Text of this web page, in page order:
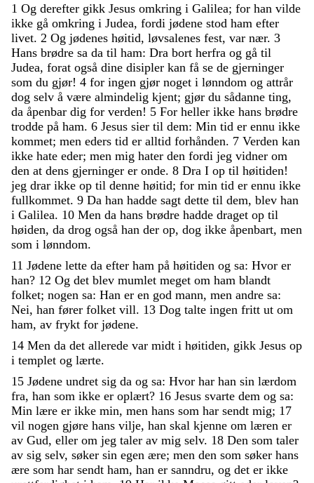
1 Og derefter gikk Jesus omkring i Galilea; for han vilde
ikke gå omkring i Judea, fordi jødene stod ham efter
livet. 2 Og jødenes høitid, løvsalenes fest, var nær. 3
Hans brødre sa da til ham: Dra bort herfra og gå til
Judea, forat også dine disipler kan få se de gjerninger
som du gjør! 4 for ingen gjør noget i lønndom og attrår
dog selv å være almindelig kjent; gjør du sådanne ting,
da åpenbar dig for verden! 5 For heller ikke hans brødre
trodde på ham. 6 Jesus sier til dem: Min tid er ennu ikke
kommet; men eders tid er alltid forhånden. 7 Verden kan
ikke hate eder; men mig hater den fordi jeg vidner om
den at dens gjerninger er onde. 8 Dra I op til høitiden!
jeg drar ikke op til denne høitid; for min tid er ennu ikke
fullkommet. 9 Da han hadde sagt dette til dem, blev han
i Galilea. 10 Men da hans brødre hadde draget op til
høiden, da drog også han der op, dog ikke åpenbart, men
som i lønndom.
11 Jødene lette da efter ham på høitiden og sa: Hvor er
han? 12 Og det blev mumlet meget om ham blandt
folket; nogen sa: Han er en god mann, men andre sa:
Nei, han fører folket vill. 13 Dog talte ingen fritt ut om
ham, av frykt for jødene.
14 Men da det allerede var midt i høitiden, gikk Jesus op
i templet og lærte.
15 Jødene undret sig da og sa: Hvor har han sin lærdom
fra, han som ikke er oplært? 16 Jesus svarte dem og sa:
Min lære er ikke min, men hans som har sendt mig; 17
vil nogen gjøre hans vilje, han skal kjenne om læren er
av Gud, eller om jeg taler av mig selv. 18 Den som taler
av sig selv, søker sin egen ære; men den som søker hans
ære som har sendt ham, han er sanndru, og det er ikke